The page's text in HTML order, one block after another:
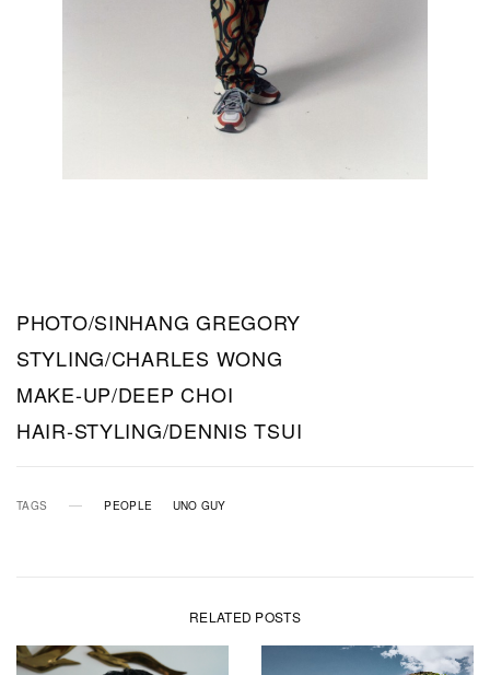
PHOTO/SINHANG GREGORY
STYLING/CHARLES WONG
MAKE-UP/DEEP CHOI
HAIR-STYLING/DENNIS TSUI
TAGS PEOPLE UNO GUY
RELATED POSTS